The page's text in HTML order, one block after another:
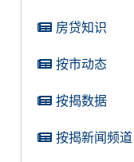
房贷知识
按市动态
按揭数据
按揭新闻频道